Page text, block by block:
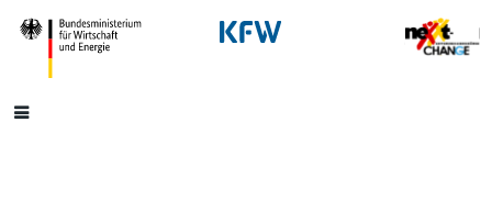
SrOnlyNavigation
Hauptmenü